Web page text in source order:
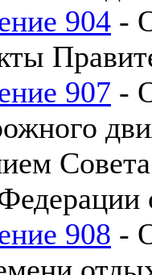
904 -
907 -
908 -